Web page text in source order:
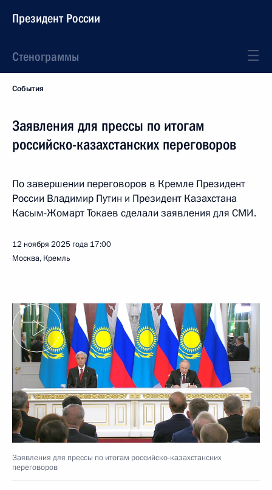
Президент России
Стенограммы
События
Заявления для прессы по итогам
российско-казахстанских переговоров
По завершении переговоров в Кремле Президент
России Владимир Путин и Президент Казахстана
Касым-Жомарт Токаев сделали заявления для СМИ.
12 ноября 2025 года 17:00
Москва, Кремль
Заявления для прессы по итогам российско-казахстанских
переговоров